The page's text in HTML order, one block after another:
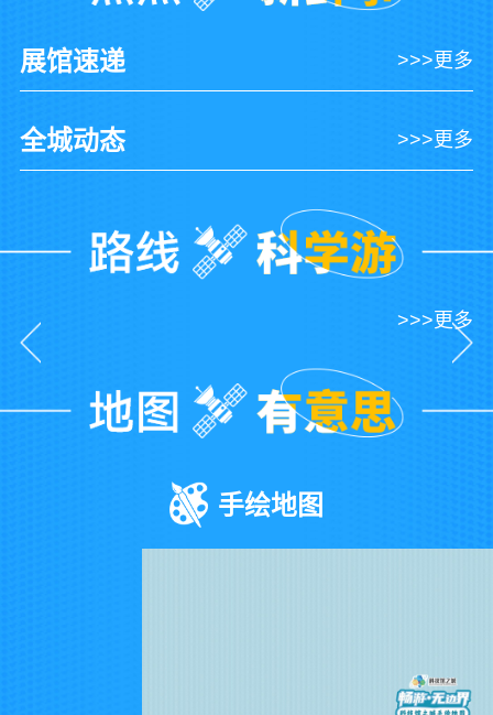
展馆速递 >>>更多
全城动态 >>>更多
>>>更多
手绘地图